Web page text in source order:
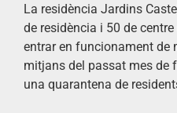
La residència Jardins
de residència i 50 de
entrar en funcionament de
mitjans del passat mes de
una quarantena de